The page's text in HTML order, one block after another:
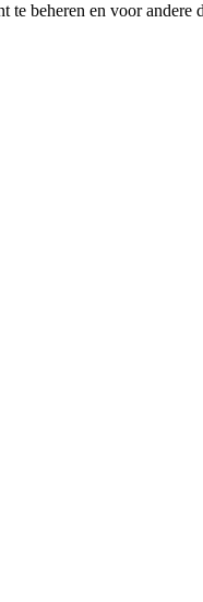
te beheren en voor